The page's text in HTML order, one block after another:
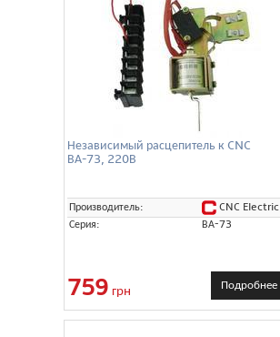
Независимый расцепитель к CNC
ВА-73, 220В
Производитель:
CNC Electric
Серия:
ВА-73
759 грн Подробнее